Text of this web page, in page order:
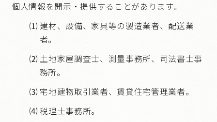
個人情報を開示・提供することがあります。
⑴ 建材、設備、家具等の製造業者、配送業
者。
⑵ 土地家屋調査士、測量事務所、司法書士事
務所。
⑶ 宅地建物取引業者、賃貸住宅管理業者。
⑷ 税理士事務所。